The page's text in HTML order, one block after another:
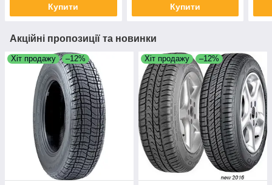
Купити Купити
Акційні пропозиції та новинки
Хіт продажу –12% Хіт продажу –12%